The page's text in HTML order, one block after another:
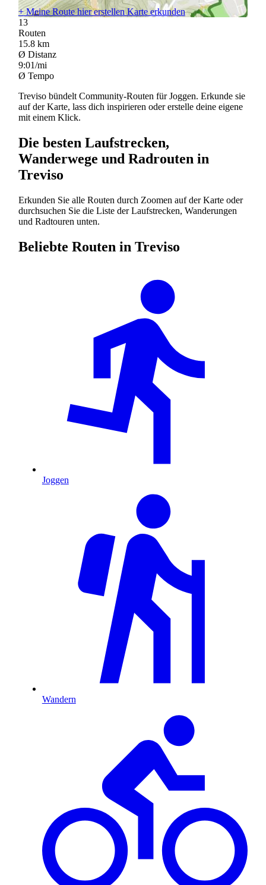
+Meine Route hier erstellenKarte erkunden
13
Routen
15.8 km
Ø Distanz
9:01/mi
Ø Tempo
Treviso bündelt Community-Routen für Joggen. Erkunde sie
auf der Karte, lass dich inspirieren oder erstelle deine eigene
mit einem Klick.
Die besten Laufstrecken,
Wanderwege und Radrouten in
Treviso
Erkunden Sie alle Routen durch Zoomen auf der Karte oder
durchsuchen Sie die Liste der Laufstrecken, Wanderungen
und Radtouren unten.
Beliebte Routen in Treviso
Joggen
Wandern